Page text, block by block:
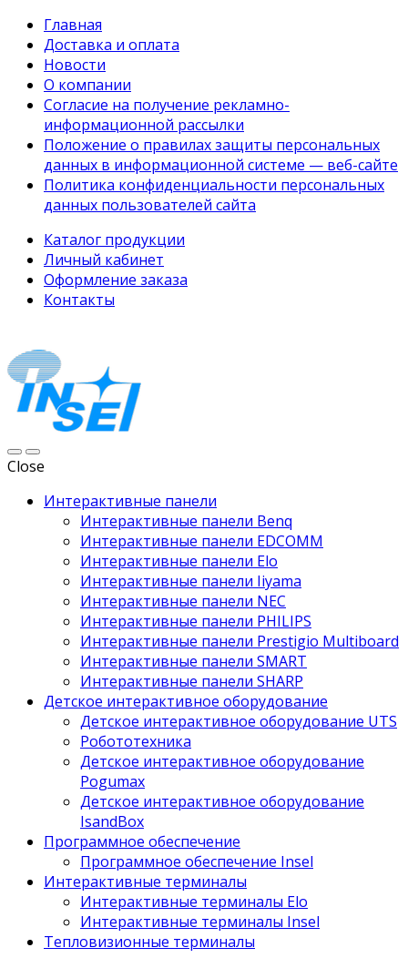
Главная
Доставка и оплата
Новости
О компании
Согласие на получение рекламно-
информационной рассылки
Положение о правилах защиты персональных
данных в информационной системе — веб-сайте
Политика конфиденциальности персональных
данных пользователей сайта
Каталог продукции
Личный кабинет
Оформление заказа
Контакты
Close
Интерактивные панели
Интерактивные панели Benq
Интерактивные панели EDCOMM
Интерактивные панели Elo
Интерактивные панели Iiyama
Интерактивные панели NEC
Интерактивные панели PHILIPS
Интерактивные панели Prestigio Multiboard
Интерактивные панели SMART
Интерактивные панели SHARP
Детское интерактивное оборудование
Детское интерактивное оборудование UTS
Робототехника
Детское интерактивное оборудование
Pogumax
Детское интерактивное оборудование
IsandBox
Программное обеспечение
Программное обеспечение Insel
Интерактивные терминалы
Интерактивные терминалы Elo
Интерактивные терминалы Insel
Тепловизионные терминалы